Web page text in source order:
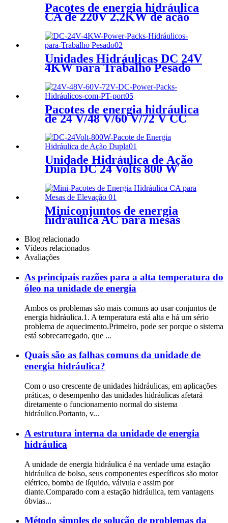
Pacotes de energia hidráulica
CA de 220V 2,2KW de ação
simples com controle de cabo
Unidades Hidráulicas DC 24V
4KW para Trabalho Pesado
Pacotes de energia hidráulica
de 24 V/48 V/60 V/72 V CC
Unidade Hidráulica de Ação
Dupla DC 24 Volts 800 W
Miniconjuntos de energia
hidráulica AC para mesas
Blog relacionado
Vídeos relacionados
Avaliações
As principais razões para a alta temperatura do
óleo na unidade de energia
Ambos os problemas são mais comuns ao usar conjuntos de
energia hidráulica.1. A temperatura está alta e há um sério
problema de aquecimento.Primeiro, pode ser porque o sistema
está sobrecarregado, que ...
Quais são as falhas comuns da unidade de
energia hidráulica?
Com o uso crescente de unidades hidráulicas, em aplicações
práticas, o desempenho das unidades hidráulicas afetará
diretamente o funcionamento normal do sistema
hidráulico.Portanto, v...
A estrutura interna da unidade de energia
hidráulica
A unidade de energia hidráulica é na verdade uma estação
hidráulica de bolso, seus componentes específicos são motor
elétrico, bomba de líquido, válvula e assim por
diante.Comparado com a estação hidráulica, tem vantagens
óbvias...
Método simples de solução de problemas da